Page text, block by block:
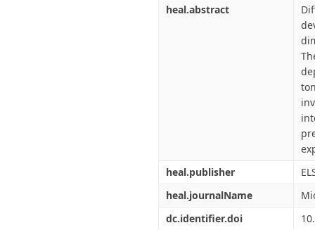
heal.abstract
heal.publisher
heal.journalName
dc.identifier.doi